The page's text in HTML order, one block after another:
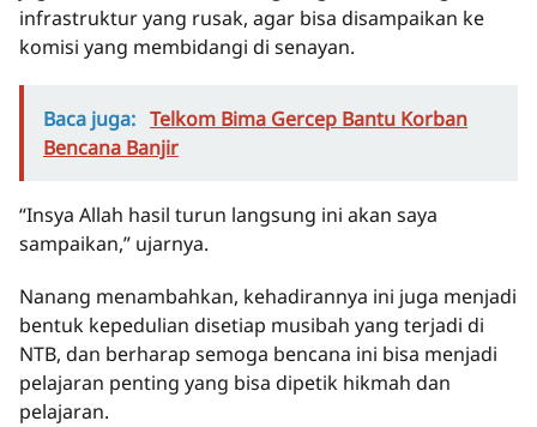
infrastruktur yang rusak, agar bisa disampaikan ke
komisi yang membidangi di senayan.
Baca juga: Telkom Bima Gercep Bantu Korban
Bencana Banjir
“Insya Allah hasil turun langsung ini akan saya
sampaikan,” ujarnya.
Nanang menambahkan, kehadirannya ini juga menjadi
bentuk kepedulian disetiap musibah yang terjadi di
NTB, dan berharap semoga bencana ini bisa menjadi
pelajaran penting yang bisa dipetik hikmah dan
pelajaran.